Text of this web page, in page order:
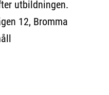
utbildningen.
12, Bromma
sida.)